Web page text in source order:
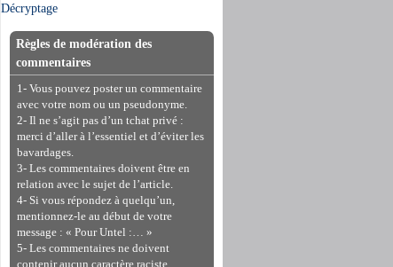
Décryptage
Règles de modération des
commentaires
1- Vous pouvez poster un commentaire
avec votre nom ou un pseudonyme.
2- Il ne s’agit pas d’un tchat privé :
merci d’aller à l’essentiel et d’éviter les
bavardages.
3- Les commentaires doivent être en
relation avec le sujet de l’article.
4- Si vous répondez à quelqu’un,
mentionnez-le au début de votre
message : « Pour Untel :… »
5- Les commentaires ne doivent